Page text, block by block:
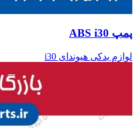
پمپ ABS i30
لوازم یدکی هیوندای i30